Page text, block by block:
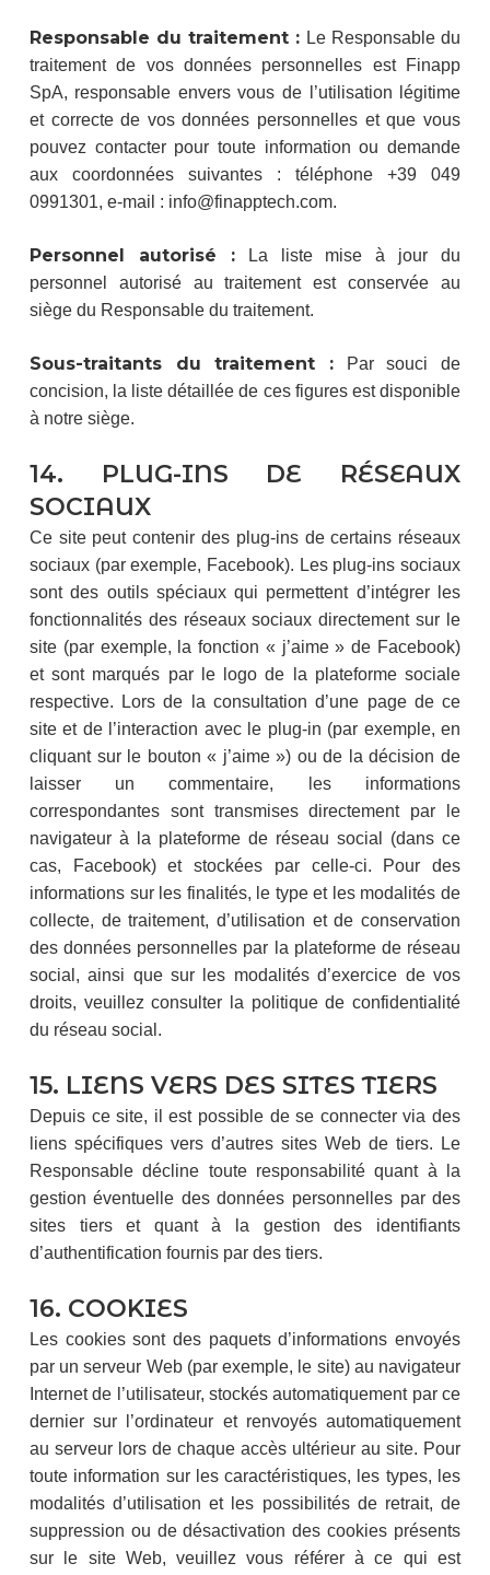
Responsable du traitement : Le Responsable du
traitement de vos données personnelles est Finapp
SpA, responsable envers vous de l’utilisation légitime
et correcte de vos données personnelles et que vous
pouvez contacter pour toute information ou demande
aux coordonnées suivantes : téléphone +39 049
0991301, e-mail : info@finapptech.com.
Personnel autorisé :La liste mise à jour du
personnel autorisé au traitement est conservée au
siège du Responsable du traitement.
Sous-traitants du traitement : Par souci de
concision, la liste détaillée de ces figures est disponible
à notre siège.
14. PLUG-INS DE RÉSEAUX
SOCIAUX
Ce site peut contenir des plug-ins de certains réseaux
sociaux (par exemple, Facebook). Les plug-ins sociaux
sont des outils spéciaux qui permettent d’intégrer les
fonctionnalités des réseaux sociaux directement sur le
site (par exemple, la fonction « j’aime » de Facebook)
et sont marqués par le logo de la plateforme sociale
respective. Lors de la consultation d’une page de ce
site et de l’interaction avec le plug-in (par exemple, en
cliquant sur le bouton « j’aime ») ou de la décision de
laisser un commentaire, les informations
correspondantes sont transmises directement par le
navigateur à la plateforme de réseau social (dans ce
cas, Facebook) et stockées par celle-ci. Pour des
informations sur les finalités, le type et les modalités de
collecte, de traitement, d’utilisation et de conservation
des données personnelles par la plateforme de réseau
social, ainsi que sur les modalités d’exercice de vos
droits, veuillez consulter la politique de confidentialité
du réseau social.
15. LIENS VERS DES SITES TIERS
Depuis ce site, il est possible de se connecter via des
liens spécifiques vers d’autres sites Web de tiers. Le
Responsable décline toute responsabilité quant à la
gestion éventuelle des données personnelles par des
sites tiers et quant à la gestion des identifiants
d’authentification fournis par des tiers.
16. COOKIES
Les cookies sont des paquets d’informations envoyés
par un serveur Web (par exemple, le site) au navigateur
Internet de l’utilisateur, stockés automatiquement par ce
dernier sur l’ordinateur et renvoyés automatiquement
au serveur lors de chaque accès ultérieur au site. Pour
toute information sur les caractéristiques, les types, les
modalités d’utilisation et les possibilités de retrait, de
suppression ou de désactivation des cookies présents
sur le site Web, veuillez vous référer à ce qui est